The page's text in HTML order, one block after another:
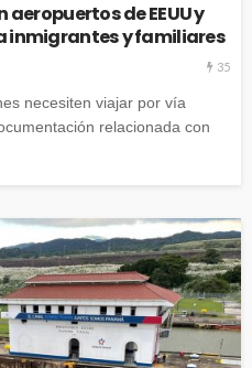
de EEUU y
inmigrantes y familiares
35
necesiten viajar por vía
relacionada con